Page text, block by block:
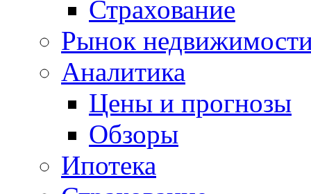
Страхование
Рынок
Аналитика
Цены и прогнозы
Обзоры
Ипотека